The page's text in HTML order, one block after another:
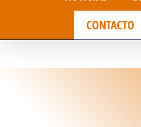
CONTACTO